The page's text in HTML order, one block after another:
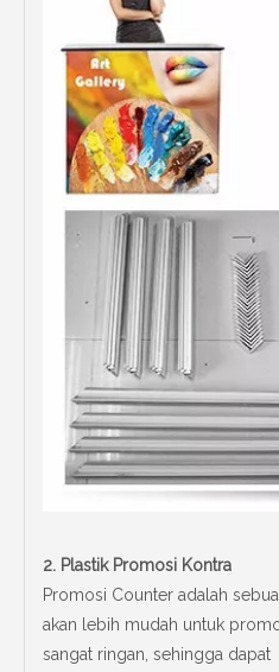
2. Plastik Promosi Kontra
Promosi Counter adalah
akan lebih mudah untuk
sangat ringan, sehingga dapat